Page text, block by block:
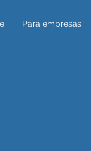
Para empresas